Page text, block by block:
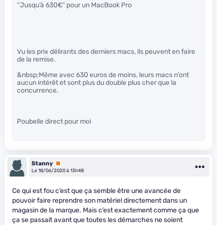
“Jusqu’à 630€” pour un MacBook Pro
Vu les prix délirants des derniers macs, ils peuvent en faire
de la remise.
&nbsp;Même avec 630 euros de moins, leurs macs n’ont
aucun intérêt et sont plus du double plus cher que la
concurrence.
Poubelle direct pour moi
Stanny Premium
Le 18/06/2020 à 13h48
Ce qui est fou c’est que ça semble être une avancée de
pouvoir faire reprendre son matériel directement dans un
magasin de la marque. Mais c’est exactement comme ça que
ça se passait avant que toutes les démarches ne soient